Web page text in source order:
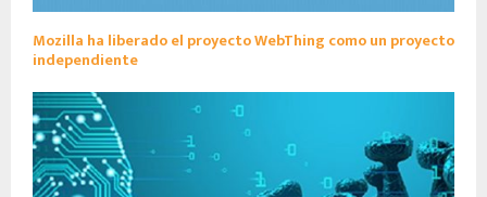
Mozilla ha liberado el proyecto WebThing como un proyecto
independiente